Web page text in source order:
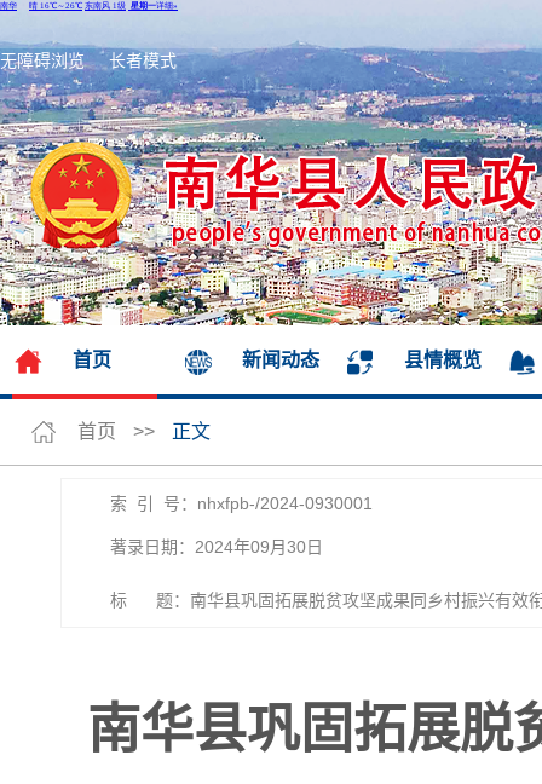
无障碍浏览 长者模式
首页 新闻动态 县情概览
首页 >> 正文
索 引 号：nhxfpb-/2024-0930001
著录日期：2024年09月30日
标 题：南华县巩固拓展脱贫攻坚成果同乡村振兴有效
南华县巩固拓展脱